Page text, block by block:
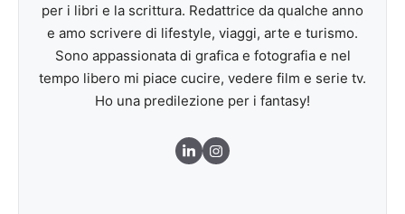
per i libri e la scrittura. Redattrice da qualche anno
e amo scrivere di lifestyle, viaggi, arte e turismo.
Sono appassionata di grafica e fotografia e nel
tempo libero mi piace cucire, vedere film e serie tv.
Ho una predilezione per i fantasy!